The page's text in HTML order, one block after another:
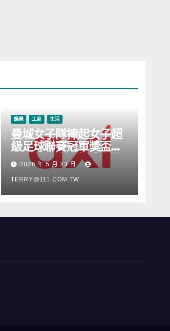
娛樂 工商 生活
曼城女子隊捧起女子超
級足球聯賽冠軍獎盃，
Axi 亦順勢推出「我的
根源」宣傳活動
2026 年 5 月 23 日
TERRY@111.COM.TW